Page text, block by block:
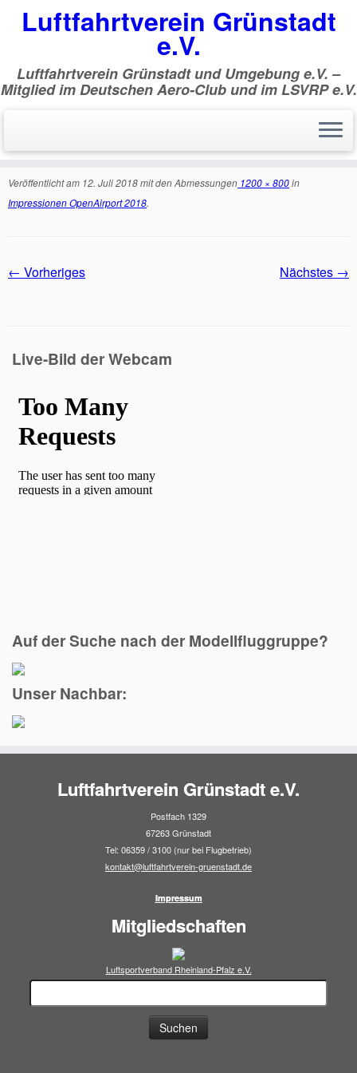
Zum
Inhalt
Luftfahrtverein Grünstadt
e.V.
Luftfahrtverein Grünstadt und Umgebung e.V. –
Mitglied im Deutschen Aero-Club und im LSVRP e.V.
#00767705#
Veröffentlicht am 12. Juli 2018mit den Abmessungen 1200 × 800in
Impressionen OpenAirport 2018.
← Vorheriges Nächstes →
Live-Bild der Webcam
Auf der Suche nach der Modellfluggruppe?
Unser Nachbar:
Luftfahrtverein Grünstadt e.V.
Postfach 1329
67263 Grünstadt
Tel: 06359 / 3100 (nur bei Flugbetrieb)
kontakt@luftfahrtverein-gruenstadt.de
Impressum
Mitgliedschaften
Luftsportverband Rheinland-Pfalz e.V.
Suchen